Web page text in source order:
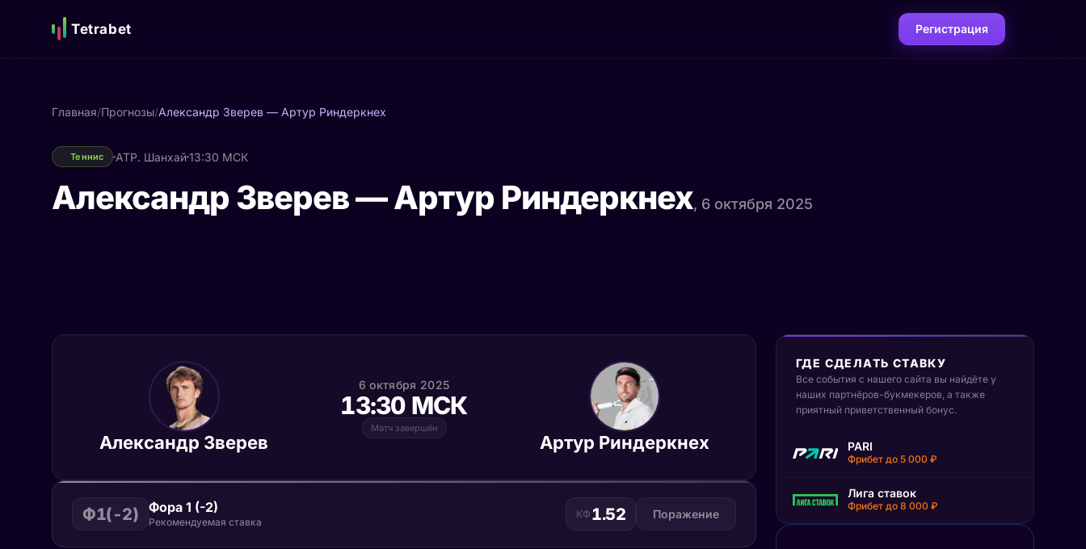
Tetrabet Регистрация
Главная/Прогнозы/Александр Зверев — Артур Риндеркнех
Теннис ATP. Шанхай13:30 МСК
Александр Зверев — Артур Риндеркнех, 6 октября 2025
Александр Зверев
6 октября 2025
13:30 МСК
Матч завершён
Артур Риндеркнех
Ф1(-2) Фора 1 (-2)
Рекомендуемая ставка
КФ 1.52 Поражение
ГДЕ СДЕЛАТЬ СТАВКУ
Все события с нашего сайта вы найдёте у
наших партнёров-букмекеров, а также
приятный приветственный бонус.
PARI
Фрибет до 5 000 ₽
Лига ставок
Фрибет до 8 000 ₽